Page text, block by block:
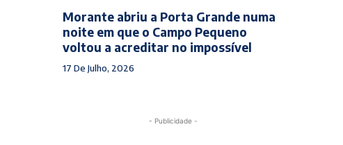
Morante abriu a Porta Grande numa
noite em que o Campo Pequeno
voltou a acreditar no impossível
17 De Julho, 2026
- Publicidade -